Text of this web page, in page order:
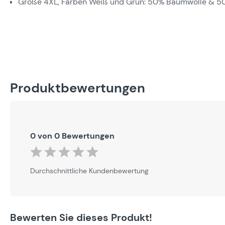
Produktbewertungen
0 von 0 Bewertungen
Durchschnittliche Bewertung von 0 von 5 Sternen
Durchschnittliche Kundenbewertung
Bewerten Sie dieses Produkt!